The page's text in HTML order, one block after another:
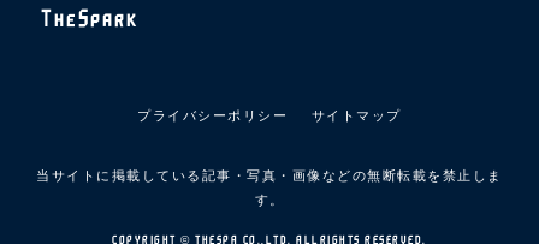
U-12
スタッフ
TheSpark
アクセス
プライバシーポリシー サイトマップ
当サイトに掲載している記事・写真・画像などの無断転載を禁止しま
す。
COPYRIGHT © THESPA CO.,LTD. ALLRIGHTS RESERVED.